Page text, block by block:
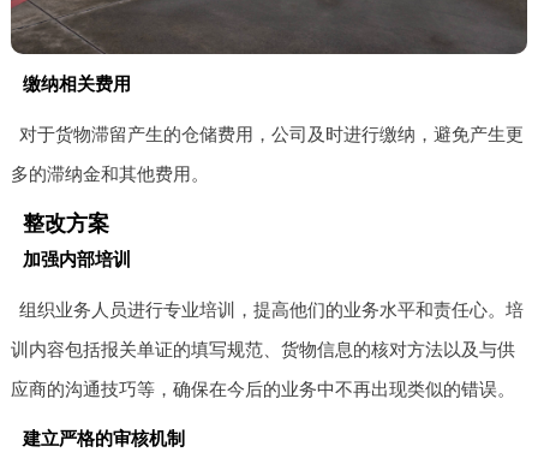
缴纳相关费用
对于货物滞留产生的仓储费用，公司及时进行缴纳，避免产生更
多的滞纳金和其他费用。
整改方案
加强内部培训
组织业务人员进行专业培训，提高他们的业务水平和责任心。培
训内容包括报关单证的填写规范、货物信息的核对方法以及与供
应商的沟通技巧等，确保在今后的业务中不再出现类似的错误。
建立严格的审核机制